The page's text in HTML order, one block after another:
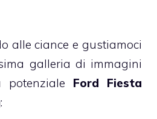
alle ciance e gustiamoci
galleria di immagini
potenziale Ford Fiesta
: